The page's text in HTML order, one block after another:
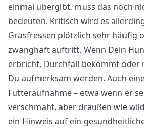
einmal übergibt, muss das noch
bedeuten. Kritisch wird es
Grasfressen plötzlich sehr häufig
zwanghaft auftritt. Wenn Dein
erbricht, Durchfall bekommt oder
Du aufmerksam werden. Auch
Futteraufnahme – etwa wenn er
verschmäht, aber draußen wie
ein Hinweis auf ein